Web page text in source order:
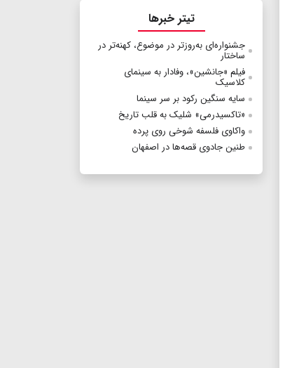
تیتر خبرها
جشنواره‌ای به‌روزتر در موضوع، کهنه‌تر در
ساختار
فيلم «جانشين»، وفادار به سینمای
کلاسیک
سایه سنگین رکود بر سر سینما
«تاکسیدرمی» شلیک به قلب تاریخ
واکاوی فلسفه شوخی روی پرده
طنین جادوی قصه‌ها در اصفهان